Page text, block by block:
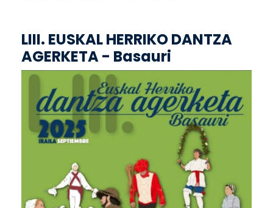
LIII. EUSKAL HERRIKO DANTZA
AGERKETA - Basauri